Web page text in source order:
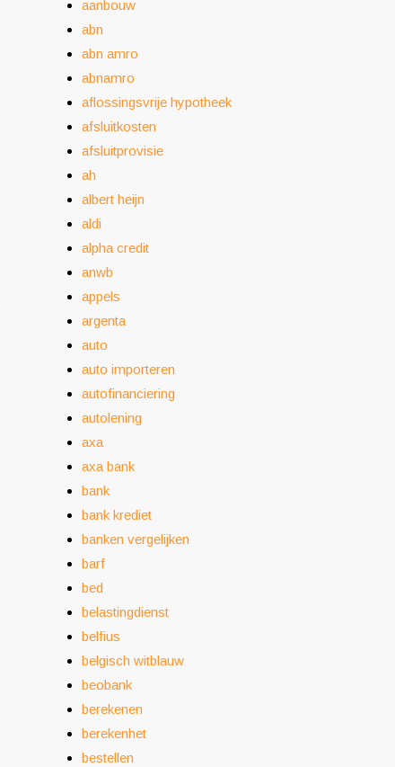
aanbouw
abn
abn amro
abnamro
aflossingsvrije hypotheek
afsluitkosten
afsluitprovisie
ah
albert heijn
aldi
alpha credit
anwb
appels
argenta
auto
auto importeren
autofinanciering
autolening
axa
axa bank
bank
bank krediet
banken vergelijken
barf
bed
belastingdienst
belfius
belgisch witblauw
beobank
berekenen
berekenhet
bestellen